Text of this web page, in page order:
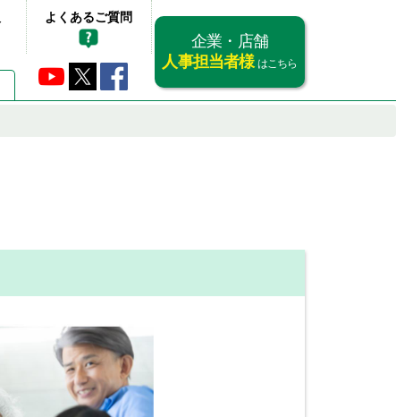
よくあるご質問
企業・店舗
人事担当者様 はこちら